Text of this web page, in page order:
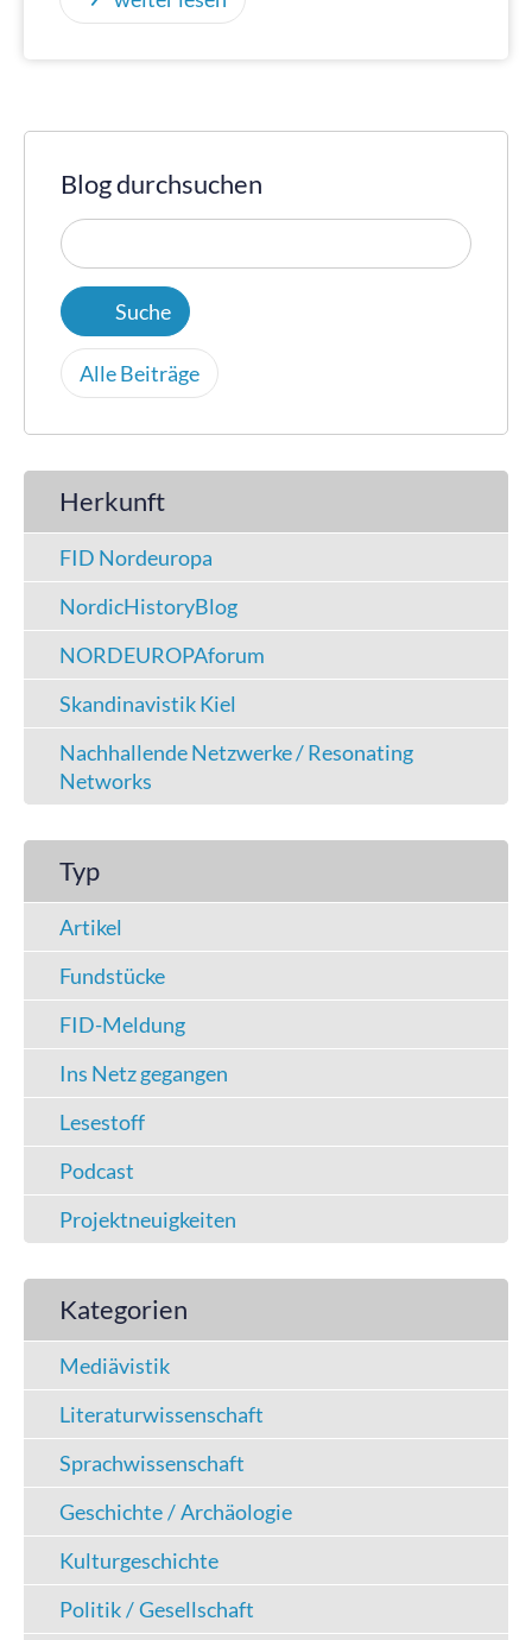
Blog durchsuchen
Alle Beiträge
Herkunft
FID Nordeuropa
NordicHistoryBlog
NORDEUROPAforum
Skandinavistik Kiel
Nachhallende Netzwerke / Resonating
Networks
Typ
Artikel
Fundstücke
FID-Meldung
Ins Netz gegangen
Lesestoff
Podcast
Projektneuigkeiten
Kategorien
Mediävistik
Literaturwissenschaft
Sprachwissenschaft
Geschichte / Archäologie
Kulturgeschichte
Politik / Gesellschaft